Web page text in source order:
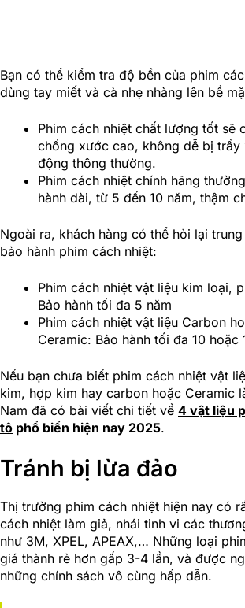
Bạn có thể kiểm tra độ bền của phim
dùng tay miết và cà nhẹ nhàng lên bề
Phim cách nhiệt chất lượng tốt sẽ
chống xước cao, không dễ bị
động thông thường.
Phim cách nhiệt chính hãng
hành dài, từ 5 đến 10 năm, thậm
Ngoài ra, khách hàng có thể hỏi lại
bảo hành phim cách nhiệt:
Phim cách nhiệt vật liệu kim loại,
Bảo hành tối đa 5 năm
Phim cách nhiệt vật liệu Carbon
Ceramic: Bảo hành tối đa 10 hoặc
Nếu bạn chưa biết phim cách nhiệt vật
kim, hợp kim hay carbon hoặc Ceramic
Nam đã có bài viết chi tiết về 4 vật liệu
tô phổ biến hiện nay 2025.
Tránh bị lừa đảo
Thị trường phim cách nhiệt hiện nay có
cách nhiệt làm giả, nhái tinh vi các
như 3M, XPEL, APEAX,… Những loại
giá thành rẻ hơn gấp 3-4 lần, và được
những chính sách vô cùng hấp dẫn.